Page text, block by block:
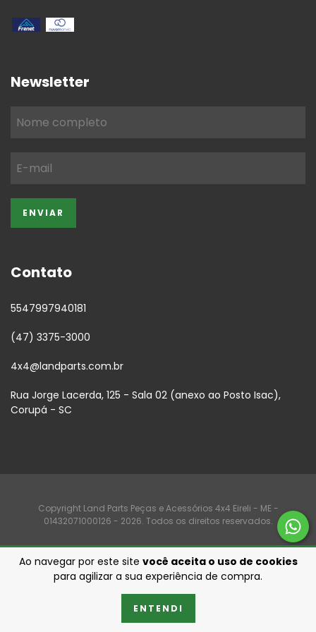
Ao navegar por este site você aceita o uso de cookies
para agilizar a sua experiência de compra.
ENTENDI
Newsletter
Contato
5547997940181
(47) 3375-3000
4x4@landparts.com.br
Rua Jorge Lacerda, 125 - Sala 02 (anexo ao Posto Isac),
Corupá - SC
Copyright Land Parts Peças e Acessórios 4x4 Eireli - ME -
01432071000126 - 2026. Todos os direitos reservados.